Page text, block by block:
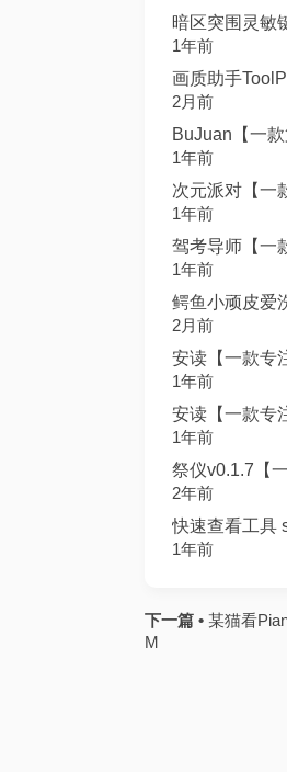
暗区突围灵敏
1年前
画质助手
2月前
BuJuan【一
1年前
次元派对【一
1年前
驾考导师【一
1年前
鳄鱼小顽皮爱
2月前
安读【一款专
1年前
安读【一款专
1年前
祭仪v0.1.7【
2年前
快速查看工具
1年前
下一篇 • 某猫看
M